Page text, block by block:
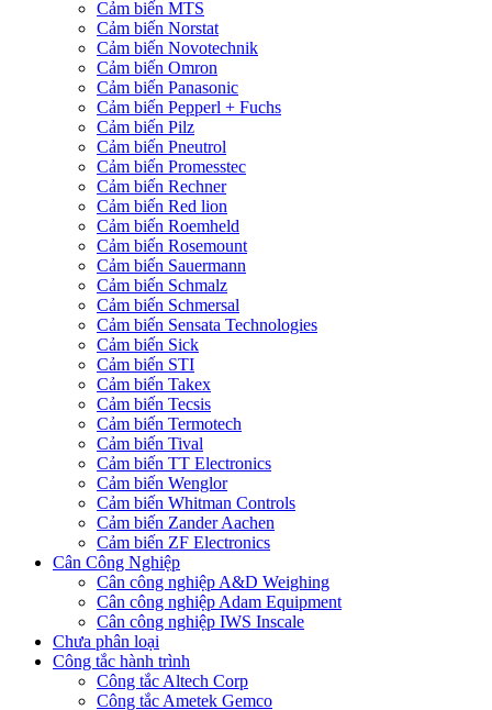
Cảm biến MTS
Cảm biến Norstat
Cảm biến Novotechnik
Cảm biến Omron
Cảm biến Panasonic
Cảm biến Pepperl + Fuchs
Cảm biến Pilz
Cảm biến Pneutrol
Cảm biến Promesstec
Cảm biến Rechner
Cảm biến Red lion
Cảm biến Roemheld
Cảm biến Rosemount
Cảm biến Sauermann
Cảm biến Schmalz
Cảm biến Schmersal
Cảm biến Sensata Technologies
Cảm biến Sick
Cảm biến STI
Cảm biến Takex
Cảm biến Tecsis
Cảm biến Termotech
Cảm biến Tival
Cảm biến TT Electronics
Cảm biến Wenglor
Cảm biến Whitman Controls
Cảm biến Zander Aachen
Cảm biến ZF Electronics
Cân Công Nghiệp
Cân công nghiệp A&D Weighing
Cân công nghiệp Adam Equipment
Cân công nghiệp IWS Inscale
Chưa phân loại
Công tắc hành trình
Công tắc Altech Corp
Công tắc Ametek Gemco